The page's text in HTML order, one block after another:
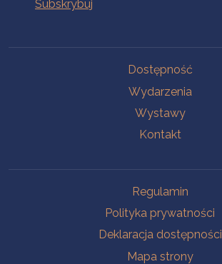
Dostępność
Wydarzenia
Wystawy
Kontakt
Regulamin
Polityka prywatności
Deklaracja dostępności
Mapa strony